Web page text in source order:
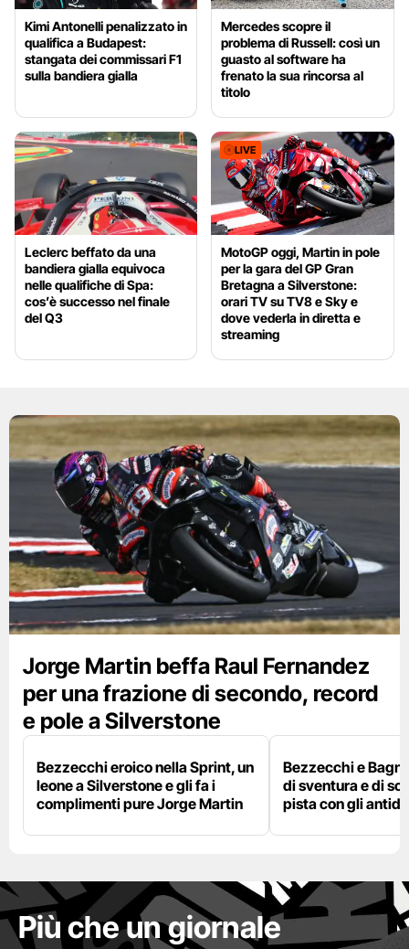
Kimi Antonelli penalizzato in
qualifica a Budapest:
stangata dei commissari F1
sulla bandiera gialla
Mercedes scopre il
problema di Russell: così un
guasto al software ha
frenato la sua rincorsa al
titolo
Leclerc beffato da una
bandiera gialla equivoca
nelle qualifiche di Spa:
cos’è successo nel finale
del Q3
LIVE
MotoGP oggi, Martin in pole
per la gara del GP Gran
Bretagna a Silverstone:
orari TV su TV8 e Sky e
dove vederla in diretta e
streaming
Jorge Martin beffa Raul Fernandez
per una frazione di secondo, record
e pole a Silverstone
Bezzecchi eroico nella Sprint, un
leone a Silverstone e gli fa i
complimenti pure Jorge Martin
Bezzecchi e
di sventura e di
pista con gli
Più che un giornale